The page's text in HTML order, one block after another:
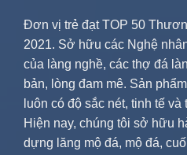
Đơn vị trẻ đạt TOP 50
2021. Sở hữu các Nghệ
của làng nghề, các thợ đá
bản, lòng đam mê. Sản
luôn có độ sắc nét, tinh tế
Hiện nay, chúng tôi sở hữu
dựng lăng mộ đá, mộ đá,